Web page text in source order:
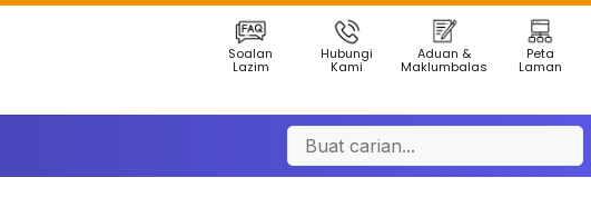
Soalan
Lazim
Hubungi
Kami
Aduan &
Maklumbalas
Peta
Laman